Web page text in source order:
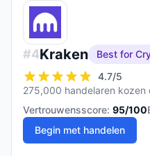
#4Kraken
Best for
4.7/5
275,000 handelaren kozen
Vertrouwensscore: 95/100
Begin met handelen